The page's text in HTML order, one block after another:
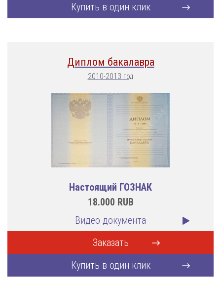
Купить в один клик
Диплом бакалавра
2010-2013 год
Настоящий ГОЗНАК
18.000 RUB
Видео документа
Заказать
Купить в один клик